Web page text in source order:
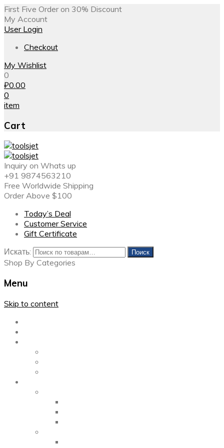
First Five Order on 30% Discount
My Account
User Login
Checkout
My Wishlist
0
₽0.00
0
item
Cart
Inquiry on Whats up
+91 9874563210
Free Worldwide Shipping
Order Above $100
Today’s Deal
Customer Service
Gift Certificate
Искать:
Поиск
Shop By Categories
Menu
Skip to content